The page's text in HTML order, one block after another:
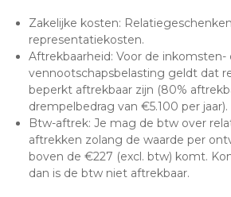
Zakelijke kosten:
representatiekosten.
Aftrekbaarheid: Voor de inkomsten-
vennootschapsbelasting geldt dat
beperkt aftrekbaar zijn (80%
drempelbedrag van €5.100 per jaar).
Btw-aftrek: Je mag de btw over
aftrekken zolang de waarde per
boven de €227 (excl. btw) komt.
dan is de btw niet aftrekbaar.